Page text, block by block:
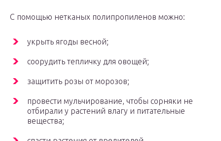
С помощью нетканых полипропиленов можно:
укрыть ягоды весной;
соорудить тепличку для овощей;
защитить розы от морозов;
провести мульчирование, чтобы сорняки не
отбирали у растений влагу и питательные
вещества;